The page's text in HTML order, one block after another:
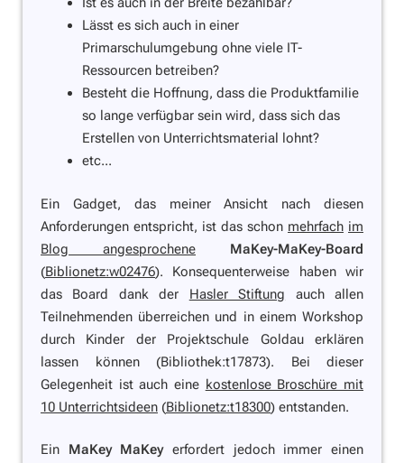
Lässt es sich auch in einer
Primarschulumgebung ohne viele IT-
Ressourcen betreiben?
Besteht die Hoffnung, dass die Produktfamilie
so lange verfügbar sein wird, dass sich das
Erstellen von Unterrichtsmaterial lohnt?
etc...
Ein Gadget, das meiner Ansicht nach diesen
Anforderungen entspricht, ist das schon mehrfach im
Blog angesprochene
MaKey-MaKey-Board
(Biblionetz:w02476). Konsequenterweise haben wir
das Board dank der Hasler Stiftung auch allen
Teilnehmenden überreichen und in einem Workshop
durch Kinder der Projektschule Goldau erklären
lassen können (Bibliothek:t17873). Bei dieser
Gelegenheit ist auch eine kostenlose Broschüre mit
10 Unterrichtsideen (Biblionetz:t18300) entstanden.
Ein MaKey MaKeyerfordert jedoch immer einen